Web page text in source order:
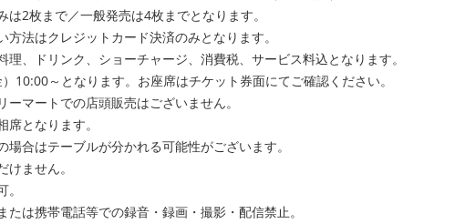
は2枚まで／一般発売は4枚までとなります。
方法はクレジットカード決済のみとなります。
理、ドリンク、ショーチャージ、消費税、 サービス料込となります。
10:00～となります。 お座席はチケット券面にてご確認ください。
ーマートでの店頭販売はございません。
となります。
場合はテーブルが分かれる可能性がございます。
ません。
たは携帯電話等での録音・録画・撮影・ 配信禁止。